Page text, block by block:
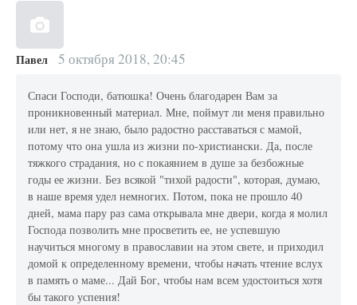
Павел 5 октября 2018, 20:45
Спаси Господи, батюшка! Очень благодарен Вам за
проникновенный материал. Мне, поймут ли меня правильно
или нет, я не знаю, было радостно расставаться с мамой,
потому что она ушла из жизни по-христиански. Да, после
тяжкого страдания, но с покаянием в душе за безбожные
годы ее жизни. Без всякой "тихой радости", которая, думаю,
в наше время удел немногих. Потом, пока не прошло 40
дней, мама пару раз сама открывала мне двери, когда я молил
Господа позволить мне просветить ее, не успевшую
научиться многому в православии на этом свете, и приходил
домой к определенному времени, чтобы начать чтение вслух
в память о маме... Дай Бог, чтобы нам всем удостоиться хотя
бы такого успения!